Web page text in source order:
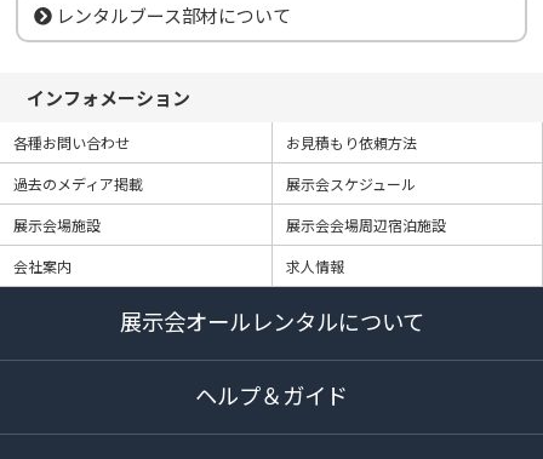
レンタルブース部材について
インフォメーション
各種お問い合わせ
お見積もり依頼方法
過去のメディア掲載
展示会スケジュール
展示会場施設
展示会会場周辺宿泊施設
会社案内
求人情報
展示会オールレンタルについて
ヘルプ＆ガイド